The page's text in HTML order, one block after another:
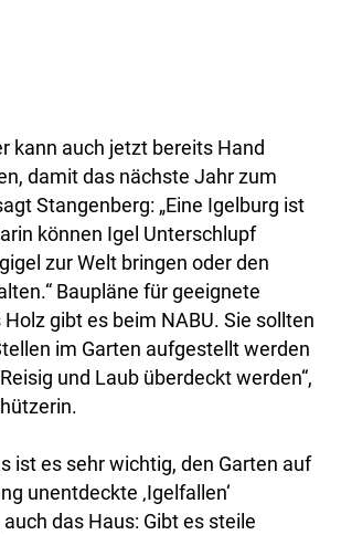
kann auch jetzt bereits Hand
damit das nächste Jahr zum
Stangenberg: „Eine Igelburg ist
können Igel Unterschlupf
zur Welt bringen oder den
Baupläne für geeignete
Holz gibt es beim NABU. Sie sollten
im Garten aufgestellt werden
und Laub überdeckt werden“,
ist es sehr wichtig, den Garten auf
unentdeckte ‚Igelfallen‘
das Haus: Gibt es steile